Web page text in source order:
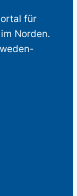
für
Norden.